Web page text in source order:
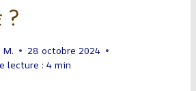
?
M.
28 octobre 2024
lecture : 4 min